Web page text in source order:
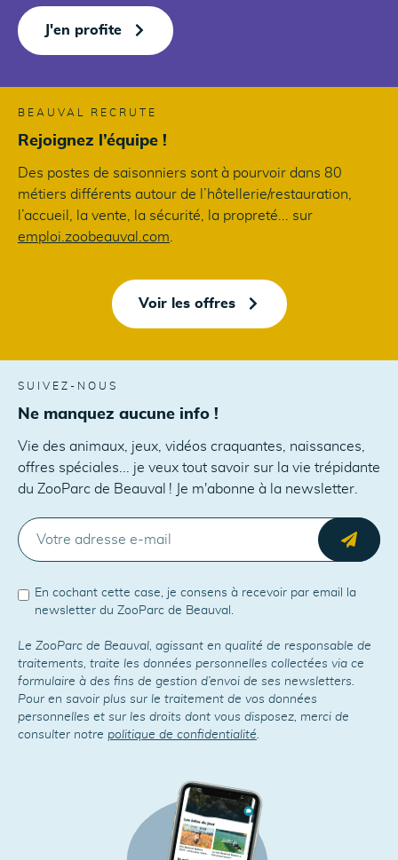
J'en profite
BEAUVAL RECRUTE
Rejoignez l’équipe !
Des postes de saisonniers sont à pourvoir dans 80
métiers différents autour de l’hôtellerie/restauration,
l’accueil, la vente, la sécurité, la propreté... sur
emploi.zoobeauval.com.
Voir les offres
SUIVEZ-NOUS
Ne manquez aucune info !
Vie des animaux, jeux, vidéos craquantes, naissances,
offres spéciales... je veux tout savoir sur la vie trépidante
du ZooParc de Beauval ! Je m'abonne à la newsletter.
En cochant cette case, je consens à recevoir par email la
newsletter du ZooParc de Beauval.
Le ZooParc de Beauval, agissant en qualité de responsable de
traitements, traite les données personnelles collectées via ce
formulaire à des fins de gestion d’envoi de ses newsletters.
Pour en savoir plus sur le traitement de vos données
personnelles et sur les droits dont vous disposez, merci de
consulter notre politique de confidentialité.